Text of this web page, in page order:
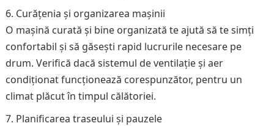
Curățenia și organizarea mașinii
O mașină curată și bine organizată te ajută să te simți
confortabil și să găsești rapid lucrurile necesare pe
drum. Verifică dacă sistemul de ventilație și aer
condiționat funcționează corespunzător, pentru un
climat plăcut în timpul călătoriei.
Planificarea traseului și pauzele